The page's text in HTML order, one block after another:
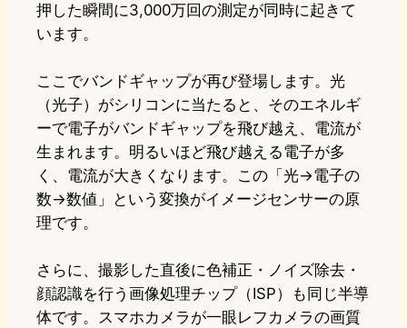
押した瞬間に3,000万回の測定が同時に起きて
います。
ここでバンドギャップが再び登場します。光
（光子）がシリコンに当たると、そのエネルギ
ーで電子がバンドギャップを飛び越え、電流が
生まれます。明るいほど飛び越える電子が多
く、電流が大きくなります。この「光→電子の
数→数値」という変換がイメージセンサーの原
理です。
さらに、撮影した直後に色補正・ノイズ除去・
顔認識を行う画像処理チップ（ISP）も同じ半導
体です。スマホカメラが一眼レフカメラの画質